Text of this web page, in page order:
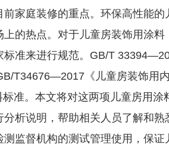
家庭装修的重点。环保高性能的
的热点。对于儿童房装饰用涂料
准来进行规范。GB/T
T34676—2017《儿童房装饰用内
准。本文将对这两项儿童房用涂
析说明，帮助相关人员了解和熟
监督机构的测试管理使用，保证